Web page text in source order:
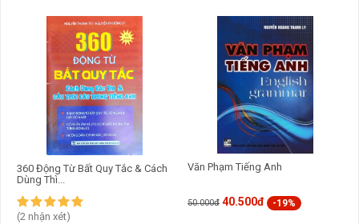
360 Động Từ Bất Quy Tắc & Cách
Dùng Thì...
(2 nhận xét)
Văn Phạm Tiếng Anh
50.000đ 40.500đ -19%